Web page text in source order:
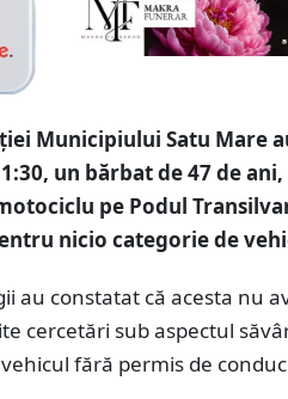
Municipiului Satu Mare
un bărbat de 47 de
pe Podul
nicio categorie de
au constatat că acesta nu
cercetări sub aspectul
fără permis de